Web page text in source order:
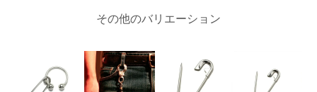
その他のバリエーション